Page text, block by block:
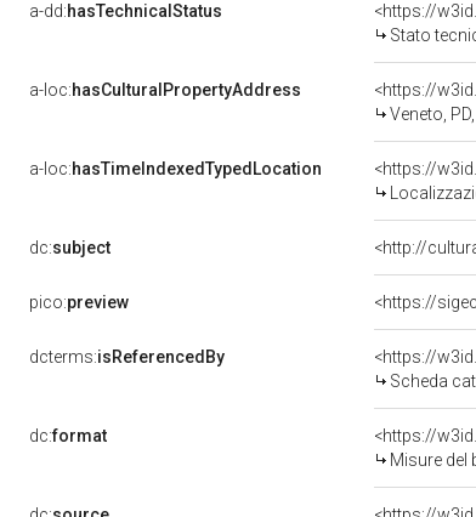
a-dd:hasTechnicalStatus
<https://
Stato
a-loc:hasCulturalPropertyAddress
<https://
Veneto,
a-loc:hasTimeIndexedTypedLocation
<https://
dc:subject <http://
pico:preview <https://
dcterms:isReferencedBy
<https://
Scheda
dc:format
<https://
Misure del